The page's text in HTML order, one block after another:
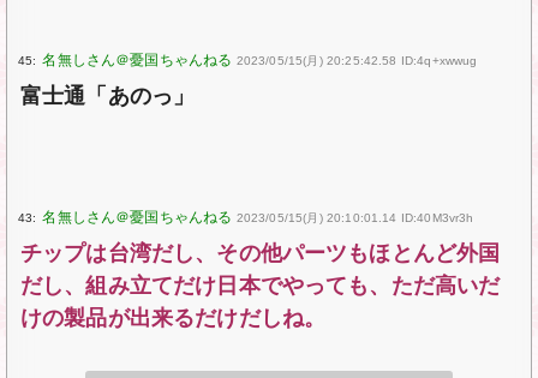
45: 2023/05/15(月) 20:25:42.58 ID:4q+xwwug
富士通「あのっ」
43: 2023/05/15(月) 20:10:01.14 ID:40M3vr3h
チップは台湾だし、その他パーツもほとんど外国
だし、組み立てだけ日本でやっても、ただ高いだ
けの製品が出来るだけだしね。